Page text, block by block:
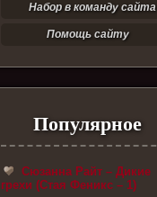
Набор в команду сайта
Помощь сайту
Популярное
Сюзанна Райт – Дикие
грехи (Стая Феникс – 1)